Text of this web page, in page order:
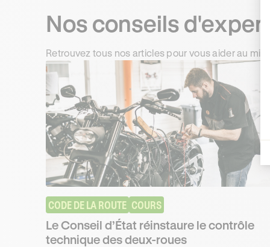
Nos conseils
Retrouvez tous nos articles pour vous aider au
CODE DE LA ROUTE COURS
Le Conseil d’État réinstaure le contrôle
technique des deux-roues